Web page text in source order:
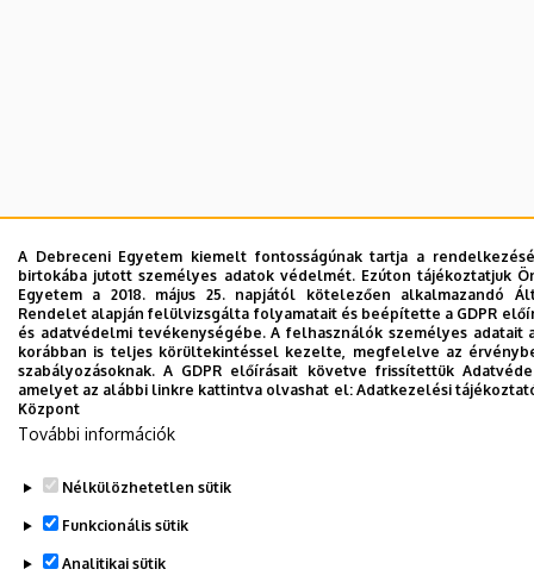
A Debreceni Egyetem kiemelt fontosságúnak tartja a
birtokába jutott személyes adatok védelmét. Ezúton tájékoztatjuk
Egyetem a 2018. május 25. napjától kötelezően alkalmazandó
Rendelet alapján felülvizsgálta folyamatait és beépítette a GDPR
és adatvédelmi tevékenységébe. A felhasználók személyes adatait
korábban is teljes körültekintéssel kezelte, megfelelve az
szabályozásoknak. A GDPR előírásait követve frissítettük
amelyet az alábbi linkre kattintva olvashat el: Adatkezelési
Központ
További információk
Nélkülözhetetlen sütik
Funkcionális sütik
Analitikai sütik